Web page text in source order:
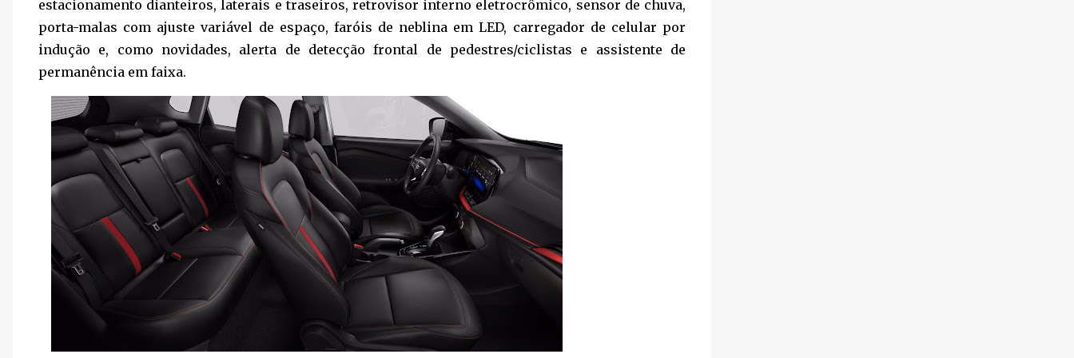
estacionamento dianteiros, laterais e traseiros, retrovisor interno eletrocrômico, sensor de chuva,
porta-malas com ajuste variável de espaço, faróis de neblina em LED, carregador de celular por
indução e, como novidades, alerta de detecção frontal de pedestres/ciclistas e assistente de
permanência em faixa.